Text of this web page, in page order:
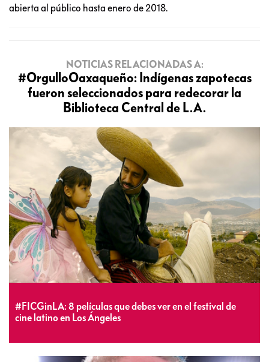
abierta al público hasta enero de 2018.
NOTICIAS RELACIONADAS A:
#OrgulloOaxaqueño: Indígenas zapotecas
fueron seleccionados para redecorar la
Biblioteca Central de L.A.
‪#FICGinLA: 8 películas que debes ver en el festival de
cine latino en Los Ángeles